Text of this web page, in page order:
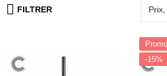
FILTRER
-15%